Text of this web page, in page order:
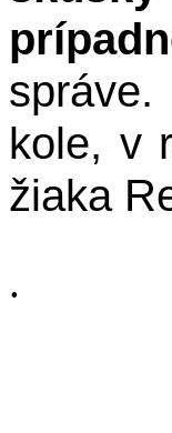
správe.
kole, v
žiaka
.